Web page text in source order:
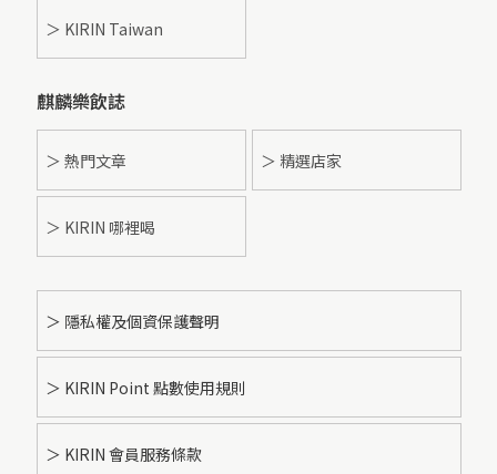
＞ KIRIN Taiwan
麒麟樂飲誌
＞ 熱門文章 ＞ 精選店家
＞ KIRIN 哪裡喝
＞ 隱私權及個資保護聲明
＞ KIRIN Point 點數使用規則
＞ KIRIN 會員服務條款